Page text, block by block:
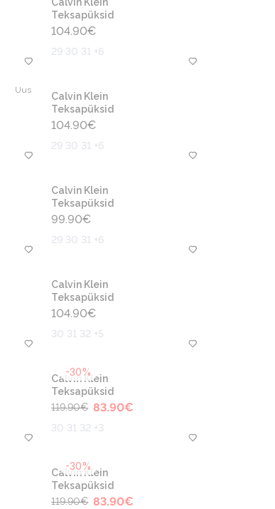
Teksapüksid
104.90€
29 30 31 +6
Uus
Calvin Klein
Teksapüksid
104.90€
29 30 31 +6
Calvin Klein
Teksapüksid
99.90€
29 30 31 +6
Calvin Klein
Teksapüksid
104.90€
30 31 32 +5
-30%
Calvin Klein
Teksapüksid
119.90€ 83.90€
30 31 32 +3
-30%
Calvin Klein
Teksapüksid
119.90€ 83.90€